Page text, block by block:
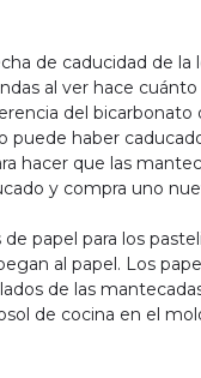
de caducidad de la
al ver hace
del bicarbonato
puede haber
hacer que las
y compra uno
de papel para los
al papel. Los
de las
de cocina en el